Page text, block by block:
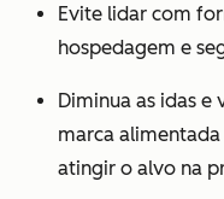
Evite lidar com
hospedagem e
Diminua as idas
marca
atingir o alvo na